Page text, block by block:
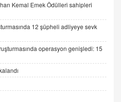
Hangi Önlemler Alınmalı?
da Ziyaret Etse...
Kemal Emek Ödülleri sahipleri
12 şüpheli adliyeye sevk
operasyon genişledi: 15